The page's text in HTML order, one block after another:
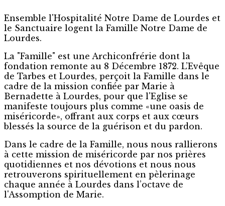
Ensemble l'Hospitalité Notre Dame de Lourdes et
le Sanctuaire logent la Famille Notre Dame de
Lourdes.
La "Famille" est une Archiconfrérie dont la
fondation remonte au 8 Décembre 1872. L’Evêque
de Tarbes et Lourdes, perçoit la Famille dans le
cadre de la mission confiée par Marie à
Bernadette à Lourdes, pour que l'Eglise se
manifeste toujours plus comme «une oasis de
miséricorde», offrant aux corps et aux cœurs
blessés la source de la guérison et du pardon.
Dans le cadre de la Famille, nous nous rallierons
à cette mission de miséricorde par nos prières
quotidiennes et nos dévotions et nous nous
retrouverons spirituellement en pèlerinage
chaque année à Lourdes dans l’octave de
l'Assomption de Marie.